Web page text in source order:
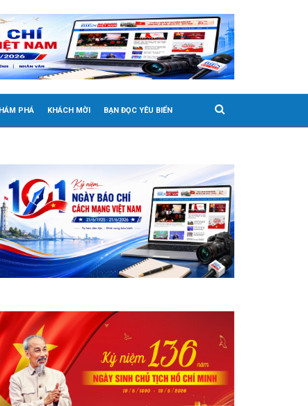
PHÁ KHÁCH MỜI BẠN ĐỌC YÊU BIỂN